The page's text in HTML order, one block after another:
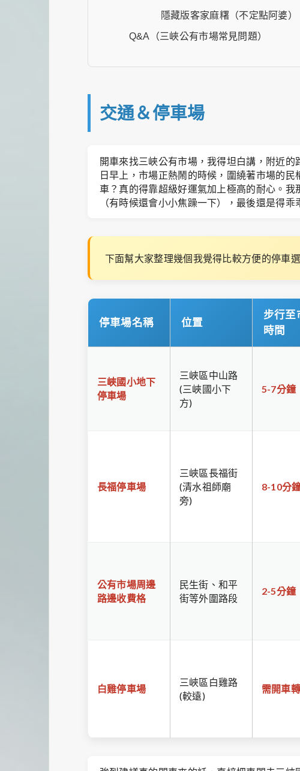
隱藏版客家麻糬（不定點阿婆）
Q&A（三峽公有市場常見問題）
交通＆停車場
開車來找三峽公有市場，我得坦白講，附近
日早上，市場正熱鬧的時候，圍繞著市場的
車？真的得靠超級好運氣加上極高的耐心。
（有時候還會小小焦躁一下），最後還是得乖
下面幫大家整理幾個我覺得比較方便的停車選
停車場名稱 位置
步行至
時間
三峽國小地下
停車場
三峽區中山路
(三峽國小下
方)
5-7分鐘
長福停車場
三峽區長福街
(清水祖師廟
旁)
8-10分
公有市場周邊
路邊收費格
民生街、和平
街等外圍路段
2-5分鐘
白雞停車場
三峽區白雞路
(較遠)
需開車